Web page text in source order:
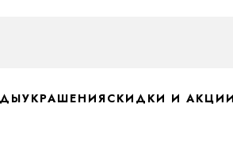
УКРАШЕНИЯСКИДКИ И АКЦИИ